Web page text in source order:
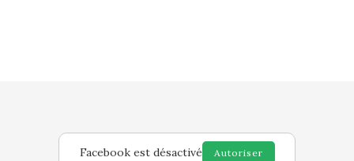
Facebook est désactivé Autoriser